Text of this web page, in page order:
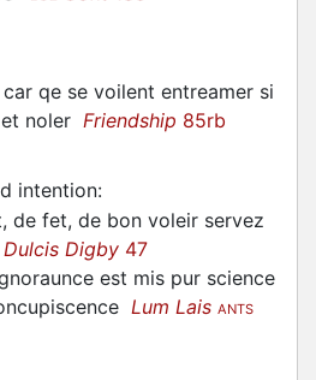
car qe se voilent entreamer si
et noler Friendship 85rb
intention:
de fet, de bon voleir servez
Dulcis Digby 47
est mis pur science
Lum Lais ANTS